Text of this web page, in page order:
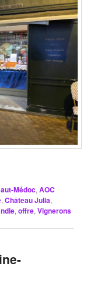
Médoc,AOC
,Château Julia,
,offre,Vignerons